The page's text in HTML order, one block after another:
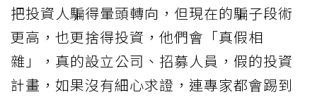
把投資人騙得暈頭轉向，但現在的騙子段術
更高，也更捨得投資，他們會「真假相
雜」，真的設立公司、招募人員，假的投資
計畫，如果沒有細心求證，連專家都會踢到